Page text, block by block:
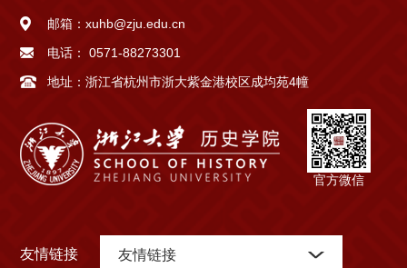
邮箱：xuhb@zju.edu.cn
电话：
0571-88273301
地址：浙江省杭州市浙大紫金港校区成均苑4幢
官方微信
友情链接 友情链接